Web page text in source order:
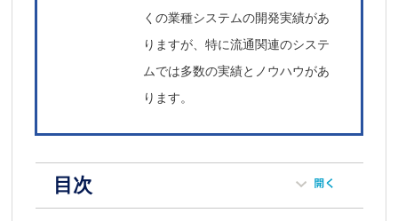
くの業種システムの開発実績があ
りますが、特に流通関連のシステ
ムでは多数の実績とノウハウがあ
ります。
目次